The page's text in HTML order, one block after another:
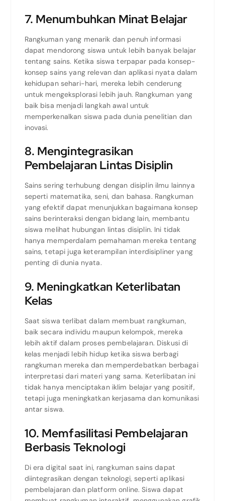
7. Menumbuhkan Minat Belajar
Rangkuman yang menarik dan penuh informasi
dapat mendorong siswa untuk lebih banyak belajar
tentang sains. Ketika siswa terpapar pada konsep-
konsep sains yang relevan dan aplikasi nyata dalam
kehidupan sehari-hari, mereka lebih cenderung
untuk mengeksplorasi lebih jauh. Rangkuman yang
baik bisa menjadi langkah awal untuk
memperkenalkan siswa pada dunia penelitian dan
inovasi.
8. Mengintegrasikan
Pembelajaran Lintas Disiplin
Sains sering terhubung dengan disiplin ilmu lainnya
seperti matematika, seni, dan bahasa. Rangkuman
yang efektif dapat menunjukkan bagaimana konsep
sains berinteraksi dengan bidang lain, membantu
siswa melihat hubungan lintas disiplin. Ini tidak
hanya memperdalam pemahaman mereka tentang
sains, tetapi juga keterampilan interdisipliner yang
penting di dunia nyata.
9. Meningkatkan Keterlibatan
Kelas
Saat siswa terlibat dalam membuat rangkuman,
baik secara individu maupun kelompok, mereka
lebih aktif dalam proses pembelajaran. Diskusi di
kelas menjadi lebih hidup ketika siswa berbagi
rangkuman mereka dan memperdebatkan berbagai
interpretasi dari materi yang sama. Keterlibatan ini
tidak hanya menciptakan iklim belajar yang positif,
tetapi juga meningkatkan kerjasama dan komunikasi
antar siswa.
10. Memfasilitasi Pembelajaran
Berbasis Teknologi
Di era digital saat ini, rangkuman sains dapat
diintegrasikan dengan teknologi, seperti aplikasi
pembelajaran dan platform online. Siswa dapat